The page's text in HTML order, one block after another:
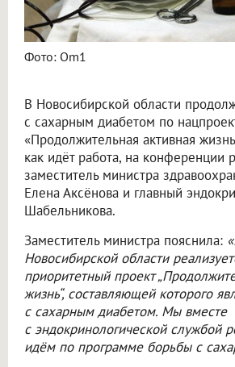
Фото: Om1
В Новосибирской области
с сахарным диабетом по
«Продолжительная активная
как идёт работа, на конференции
заместитель министра
Елена Аксёнова и главный
Шабельникова.
Заместитель министра пояснила:
Новосибирской области
приоритетный проект
жизнь“, составляющей которого
с сахарным диабетом. Мы вместе
с эндокринологической службой
идём по программе борьбы с